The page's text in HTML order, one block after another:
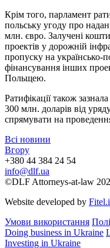
Крім того, парламент
польську угоду про
млн. євро. Залучені
проектів у дорожній
пропуску на українсько-
фінансування інших
Польщею.
Ратифікації також
300 млн. доларів від
спрямувати на
Всі новини
Вгору
+380 44 384 24 54
info@dlf.ua
©DLF Attorneys-at-law
Website developed by
Умови використання
Doing business in Ukraine
Investing in Ukraine